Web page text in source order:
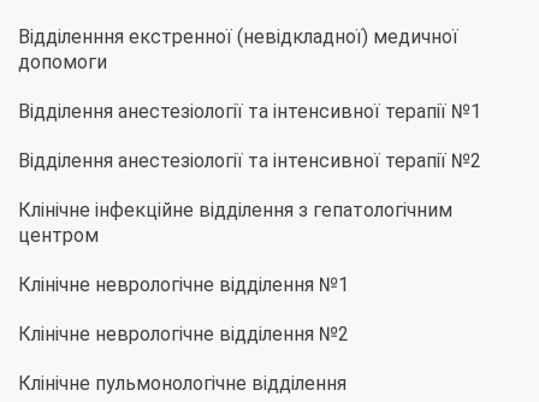
Відділенння екстренної (невідкладної) медичної
допомоги
Відділення анестезіології та інтенсивної терапії №1
Відділення анестезіології та інтенсивної терапії №2
Клінічне інфекційне відділення з гепатологічним
центром
Клінічне неврологічне відділення №1
Клінічне неврологічне відділення №2
Клінічне пульмонологічне відділення